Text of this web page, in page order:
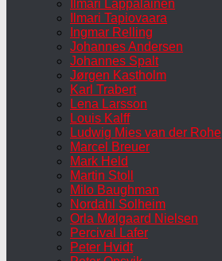
Ilmari Lappalainen
Ilmari Tapiovaara
Ingmar Relling
Johannes Andersen
Johannes Spalt
Jørgen Kastholm
Karl Trabert
Lena Larsson
Louis Kalff
Ludwig Mies van der Rohe
Marcel Breuer
Mark Held
Martin Stoll
Milo Baughman
Nordahl Solheim
Orla Mølgaard Nielsen
Percival Lafer
Peter Hvidt